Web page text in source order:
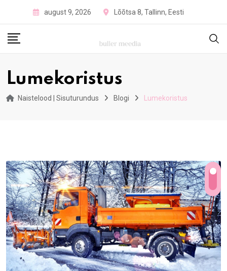
content
august 9, 2026 Lõõtsa 8, Tallinn, Eesti
Lumekoristus
Naistelood | Sisuturundus Blogi Lumekoristus